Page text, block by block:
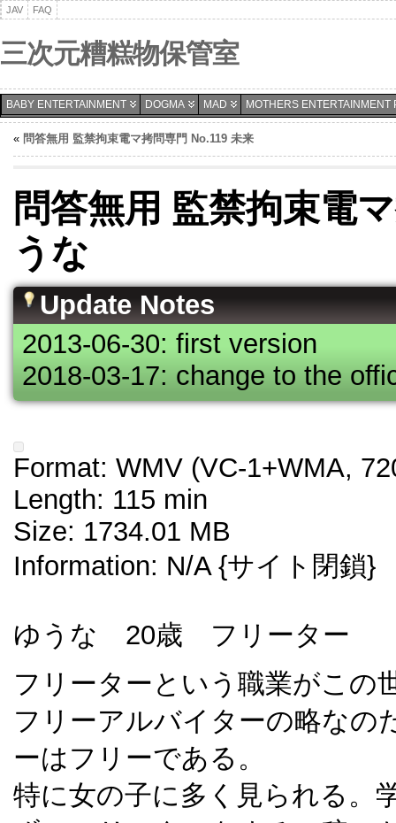
JAV FAQ
三次元糟糕物保管室
BABY ENTERTAINMENT DOGMA MAD MOTHERS ENTERTAINMENT
« 問答無用 監禁拘束電マ拷問専門 No.119 未来
問答無用 監禁拘束電
うな
Update Notes
2013-06-30: first version
2018-03-17: change to the
Format: WMV (VC-1+WMA,
Length: 115 min
Size: 1734.01 MB
Information: N/A {サイト閉鎖}
ゆうな 20歳 フリーター
フリーターという職業がこの
フリーアルバイターの略なの
ーはフリーである。
特に女の子に多く見られる。